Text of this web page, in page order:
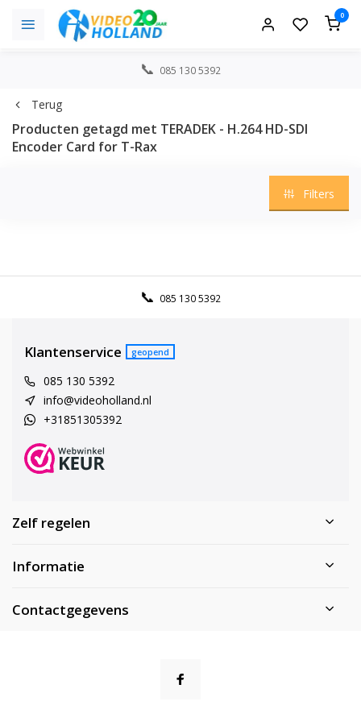
0
085 130 5392
Terug
Producten getagd met TERADEK - H.264 HD-SDI
Encoder Card for T-Rax
Filters
085 130 5392
Klantenservice geopend
085 130 5392
info@videoholland.nl
+31851305392
Zelf regelen
Informatie
Contactgegevens